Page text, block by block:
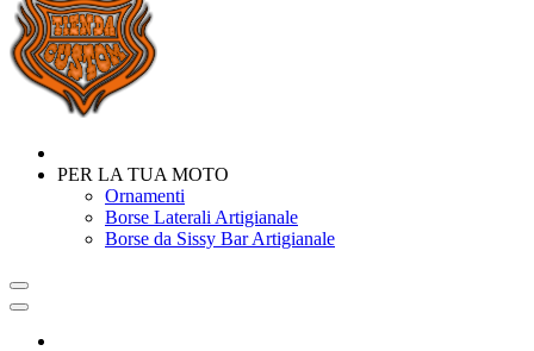
PER LA TUA MOTO
Ornamenti
Borse Laterali Artigianale
Borse da Sissy Bar Artigianale